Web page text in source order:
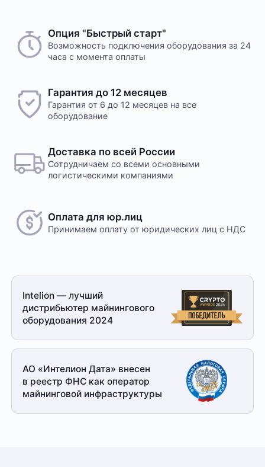
Опция "Быстрый старт"
Возможность подключения оборудования за 24
часа с момента оплаты
Гарантия до 12 месяцев
Гарантия от 6 до 12 месяцев на все
оборудование
Доставка по всей России
Сотрудничаем со всеми основными
логистическими компаниями
Оплата для юр.лиц
Принимаем оплату от юридических лиц с НДС
Intelion — лучший
дистрибьютер майнингового
оборудования 2024
АО «Интелион Дата» внесен
в реестр ФНС как оператор
майнинговой инфраструктуры